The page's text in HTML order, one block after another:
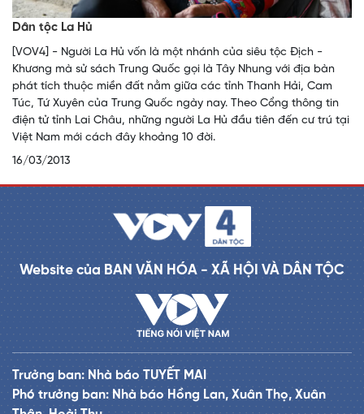
Dân tộc La Hủ
[VOV4] - Người La Hủ vốn là một nhánh của siêu tộc Địch -
Khương mà sử sách Trung Quốc gọi là Tây Nhung với địa bàn
phát tích thuộc miền đất nằm giữa các tỉnh Thanh Hải, Cam
Túc, Tứ Xuyên của Trung Quốc ngày nay. Theo Cổng thông tin
điện tử tỉnh Lai Châu, những người La Hủ đầu tiên đến cư trú tại
Việt Nam mới cách đây khoảng 10 đời.
16/03/2013
Website của BAN VĂN HÓA - XÃ HỘI VÀ DÂN TỘC
Trưởng ban: Nhà báo TUYẾT MAI
Phó trưởng ban: Nhà báo Hồng Lan, Xuân Thọ, Xuân